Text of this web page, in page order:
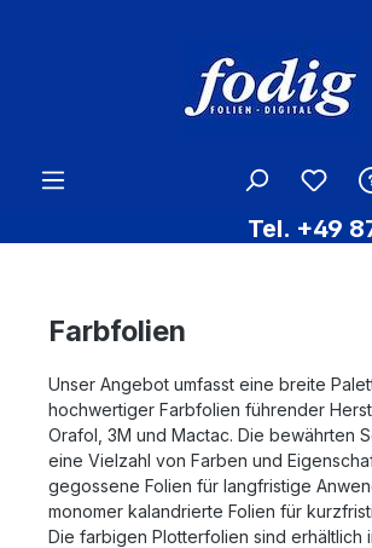
Tel. +49
Farbfolien
Unser Angebot umfasst eine breite
hochwertiger Farbfolien führender
Orafol, 3M und Mactac. Die bewährten
eine Vielzahl von Farben und
gegossene Folien für langfristige
monomer kalandrierte Folien für
Die farbigen Plotterfolien sind erhältlich